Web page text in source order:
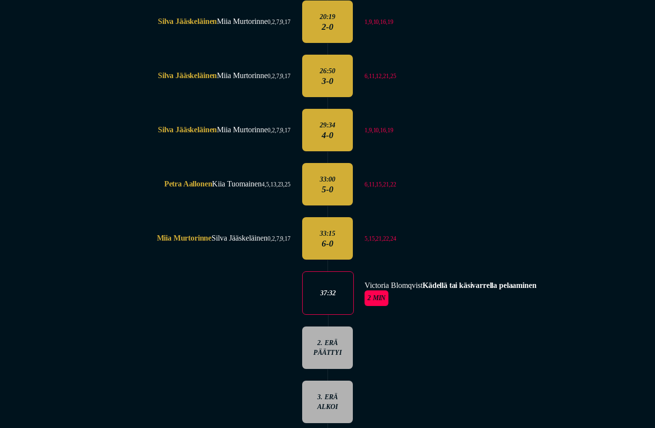
Silva JääskeläinenMiia Murtorinne0,2,7,9,17
20:19
2-0 1,9,10,16,19
Silva JääskeläinenMiia Murtorinne0,2,7,9,17
26:50
3-0 6,11,12,21,25
Silva JääskeläinenMiia Murtorinne0,2,7,9,17
29:34
4-0 1,9,10,16,19
Petra AallonenKiia Tuomainen4,5,13,23,25
33:00
5-0 6,11,15,21,22
Miia MurtorinneSilva Jääskeläinen0,2,7,9,17
33:15
6-0 5,15,21,22,24
37:32
Victoria BlomqvistKädellä tai käsivarrella pelaaminen
2 MIN
2. ERÄ
PÄÄTTYI
3. ERÄ
ALKOI